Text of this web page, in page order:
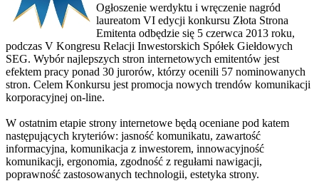
Ogłoszenie werdyktu i wręczenie nagród
laureatom VI edycji konkursu Złota Strona
Emitenta odbędzie się 5 czerwca 2013 roku,
podczas V Kongresu Relacji Inwestorskich Spółek Giełdowych
SEG. Wybór najlepszych stron internetowych emitentów jest
efektem pracy ponad 30 jurorów, którzy ocenili 57 nominowanych
stron. Celem Konkursu jest promocja nowych trendów komunikacji
korporacyjnej on-line.
W ostatnim etapie strony internetowe będą oceniane pod katem
następujących kryteriów: jasność komunikatu, zawartość
informacyjna, komunikacja z inwestorem, innowacyjność
komunikacji, ergonomia, zgodność z regułami nawigacji,
poprawność zastosowanych technologii, estetyka strony.